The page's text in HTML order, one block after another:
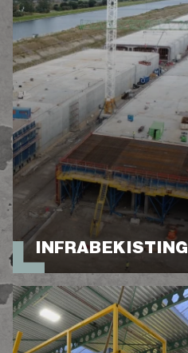
INFRABEKISTING